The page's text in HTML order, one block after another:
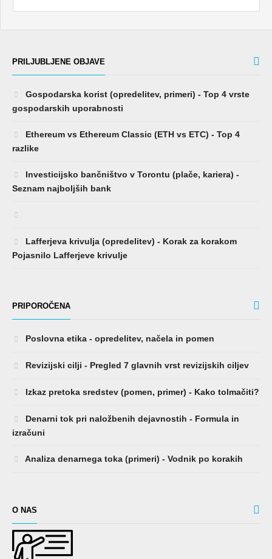
PRILJUBLJENE OBJAVE
Gospodarska korist (opredelitev, primeri) - Top 4 vrste
gospodarskih uporabnosti
Ethereum vs Ethereum Classic (ETH vs ETC) - Top 4
razlike
Investicijsko bančništvo v Torontu (plače, kariera) -
Seznam najboljših bank
Lafferjeva krivulja (opredelitev) - Korak za korakom
Pojasnilo Lafferjeve krivulje
PRIPOROČENA
Poslovna etika - opredelitev, načela in pomen
Revizijski cilji - Pregled 7 glavnih vrst revizijskih ciljev
Izkaz pretoka sredstev (pomen, primer) - Kako tolmačiti?
Denarni tok pri naložbenih dejavnostih - Formula in
izračuni
Analiza denarnega toka (primeri) - Vodnik po korakih
O NAS